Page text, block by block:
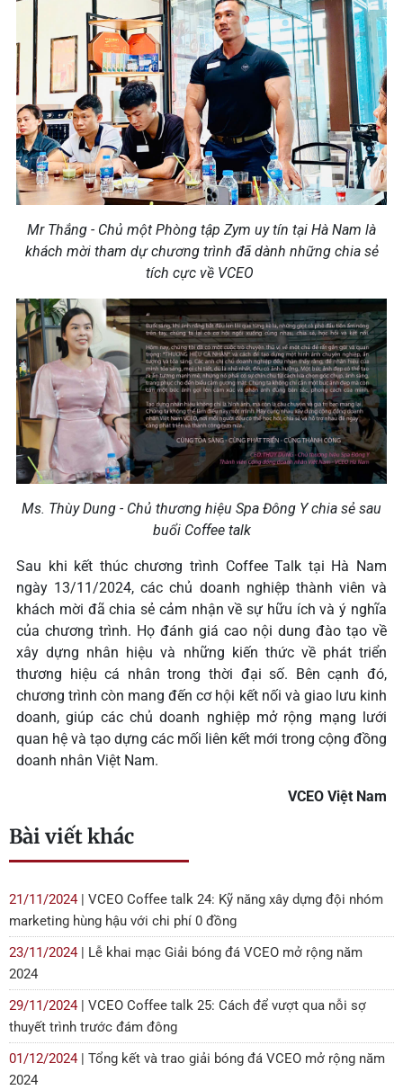
Mr Thắng - Chủ một Phòng tập Zym uy tín tại Hà Nam là
khách mời tham dự chương trình đã dành những chia sẻ
tích cực về VCEO
Ms. Thùy Dung - Chủ thương hiệu Spa Đông Y chia sẻ sau
buổi Coffee talk
Sau khi kết thúc chương trình Coffee Talk tại Hà Nam
ngày 13/11/2024, các chủ doanh nghiệp thành viên và
khách mời đã chia sẻ cảm nhận về sự hữu ích và ý nghĩa
của chương trình. Họ đánh giá cao nội dung đào tạo về
xây dựng nhân hiệu và những kiến thức về phát triển
thương hiệu cá nhân trong thời đại số. Bên cạnh đó,
chương trình còn mang đến cơ hội kết nối và giao lưu kinh
doanh, giúp các chủ doanh nghiệp mở rộng mạng lưới
quan hệ và tạo dựng các mối liên kết mới trong cộng đồng
doanh nhân Việt Nam.
VCEO Việt Nam
Bài viết khác
21/11/2024 | VCEO Coffee talk 24: Kỹ năng xây dựng đội nhóm
marketing hùng hậu với chi phí 0 đồng
23/11/2024 | Lễ khai mạc Giải bóng đá VCEO mở rộng năm
2024
29/11/2024 | VCEO Coffee talk 25: Cách để vượt qua nỗi sợ
thuyết trình trước đám đông
01/12/2024 | Tổng kết và trao giải bóng đá VCEO mở rộng năm
2024